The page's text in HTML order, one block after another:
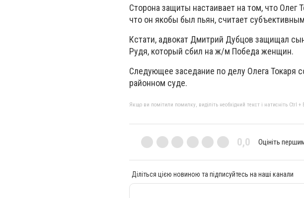
Сторона защиты настаивает на том, что Олег
что он якобы был пьян, считает
Кстати, адвокат Дмитрий Дубцов защищал
Рудя, который сбил на ж/м Победа женщин.
Следующее заседание по делу Олега Токаря
районном суде.
Якщо ви помітили помилку, виділіть необхідний текст і натисніть Ctrl
0,0 Оцініть
Діліться цією новиною та підписуйтесь на наші канали